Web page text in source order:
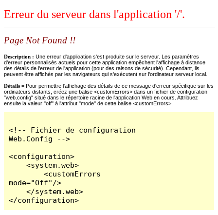
Erreur du serveur dans l'application '/'.
Page Not Found !!
Description : Une erreur d'application s'est produite sur le serveur. Les paramètres
d'erreur personnalisés actuels pour cette application empêchent l'affichage à distance
des détails de l'erreur de l'application (pour des raisons de sécurité). Cependant, ils
peuvent être affichés par les navigateurs qui s'exécutent sur l'ordinateur serveur local.
Détails = Pour permettre l'affichage des détails de ce message d'erreur spécifique sur les
ordinateurs distants, créez une balise <customErrors> dans un fichier de configuration
"web.config" situé dans le répertoire racine de l'application Web en cours. Attribuez
ensuite la valeur "off" à l'attribut "mode" de cette balise <customErrors>.
<!-- Fichier de configuration
Web.Config -->
<configuration>
    <system.web>
        <customErrors
mode="Off"/>
    </system.web>
</configuration>